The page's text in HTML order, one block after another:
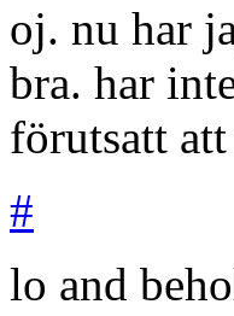
oj. nu har
bra. har
förutsatt
#
lo and